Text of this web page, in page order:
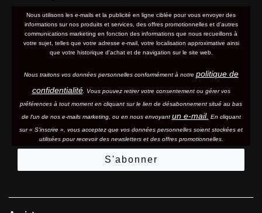
Nous utilisons les e-mails et la publicité en ligne ciblée pour vous envoyer des
informations sur nos produits et services, des offres promotionnelles et d'autres
communications marketing en fonction des informations que nous recueillons à
votre sujet, telles que votre adresse e-mail, votre localisation approximative ainsi
que votre historique d'achat et de navigation sur le site web.
Nous traitons vos données personnelles conformément à notre politique de
confidentialité. Vous pouvez retirer votre consentement ou gérer vos
préférences à tout moment en cliquant sur le lien de désabonnement situé au bas
de l'un de nos e-mails marketing, ou en nous envoyant un e-mail. En cliquant
sur « S'inscrire », vous acceptez que vos données personnelles soient stockées et
utilisées pour recevoir des newsletters et des offres promotionnelles.
S'abonner